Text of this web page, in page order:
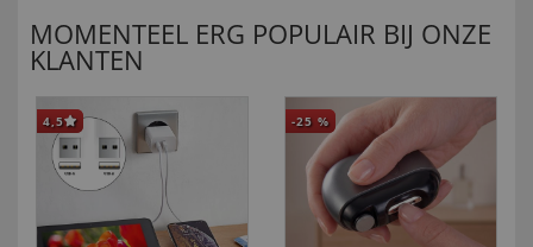
MOMENTEEL ERG POPULAIR BIJ ONZE
KLANTEN
4,5 -25 %